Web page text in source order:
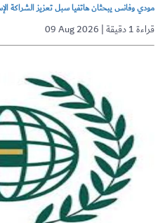
مودي وفانس يبحثان هاتفيا سبل تعزيز الشراكة
09 Aug 2026 | قراءة 1 دقيقة